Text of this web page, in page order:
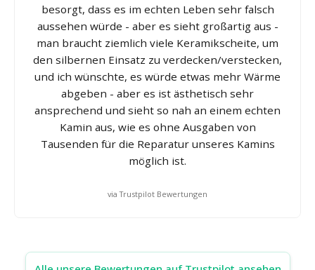
besorgt, dass es im echten Leben sehr falsch
aussehen würde - aber es sieht großartig aus -
man braucht ziemlich viele Keramikscheite, um
den silbernen Einsatz zu verdecken/verstecken,
und ich wünschte, es würde etwas mehr Wärme
abgeben - aber es ist ästhetisch sehr
ansprechend und sieht so nah an einem echten
Kamin aus, wie es ohne Ausgaben von
Tausenden für die Reparatur unseres Kamins
möglich ist.
via Trustpilot Bewertungen